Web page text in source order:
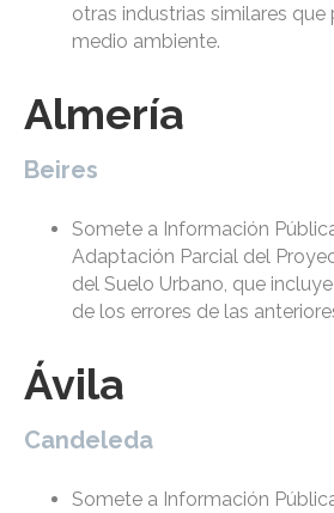
otras industrias similares que
medio ambiente.
Almería
Beires
Somete a Información
Adaptación Parcial del
del Suelo Urbano, que
de los errores de las
Ávila
Candeleda
Somete a Información